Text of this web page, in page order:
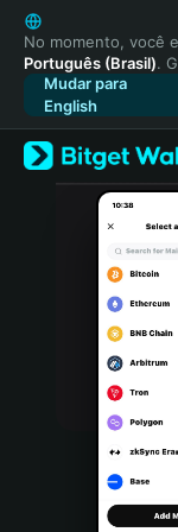
English
日本語
Tiếng Việt
Русский
Español
Türkçe
Italiano
Português (Portugal)
Bahasa Indonesia
Português (Brasil)
Español (Argentina)
No momento, você
Português (Brasil).
Mudar para
English